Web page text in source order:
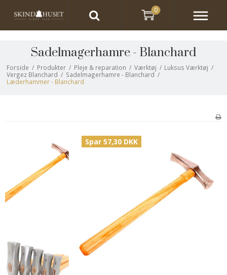
Sadelmagerhamre - Blanchard
Forside / Produkter / Pleje & reparation / Værktøj / Luksus Værktøj /
Vergez Blanchard / Sadelmagerhamre - Blanchard /
Læderhammer - Blanchard
Spar 57,30 DKK
0